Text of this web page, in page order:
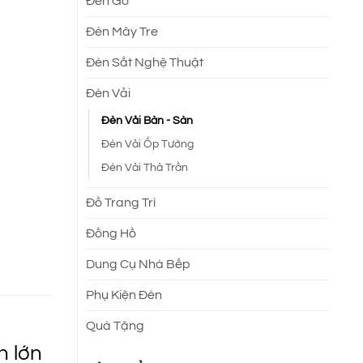
Đèn Mây Tre
Đèn Sắt Nghệ Thuật
Đèn Vải
Đèn Vải Bàn - Sàn
Đèn Vải Ốp Tường
Đèn Vải Thả Trần
Đồ Trang Trí
Đồng Hồ
Dung Cụ Nhà Bếp
Phụ Kiện Đèn
Quà Tặng
lớn